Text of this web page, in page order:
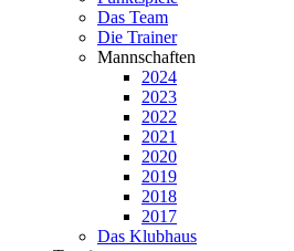
Das Team
Die Trainer
Mannschaften
2024
2023
2022
2021
2020
2019
2018
2017
Das Klubhaus